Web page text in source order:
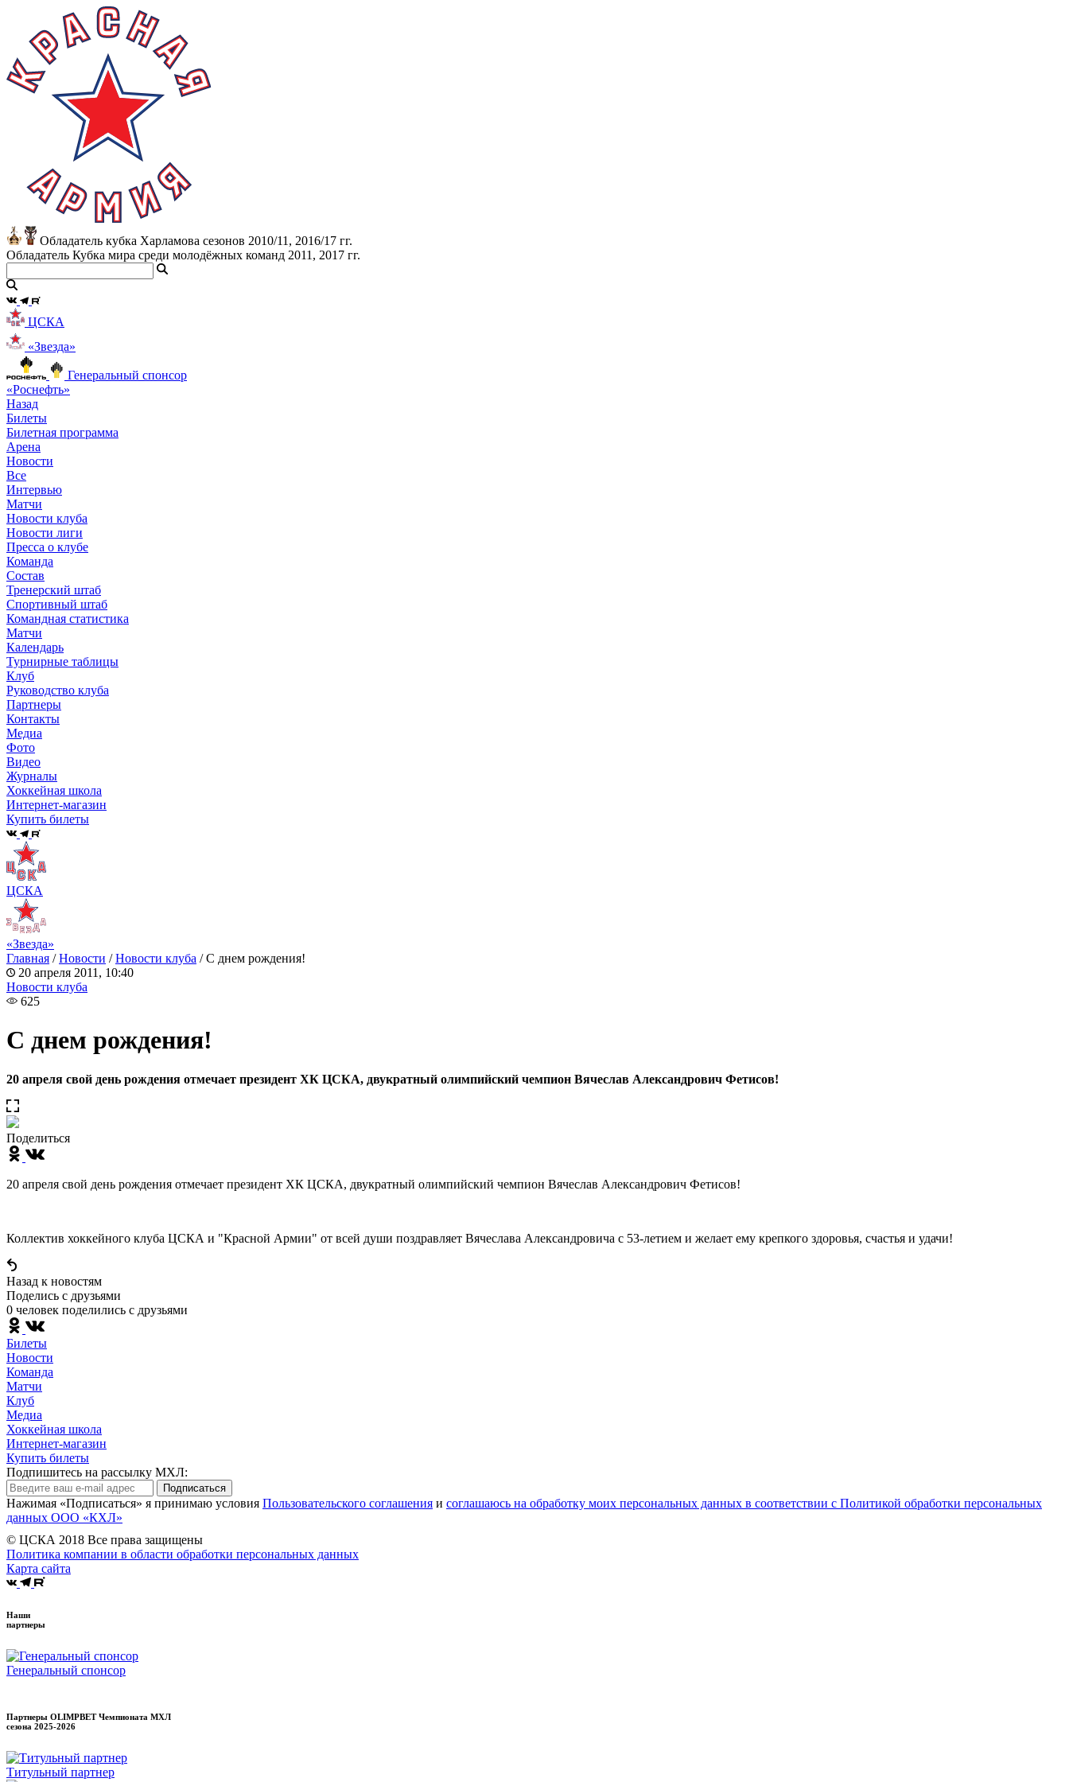
Обладатель кубка Харламова сезонов 2010/11, 2016/17 гг.
Обладатель Кубка мира среди молодёжных команд 2011, 2017 гг.
ЦСКА
«Звезда»
Генеральный спонсор
«Роснефть»
Назад
Билеты
Билетная программа
Арена
Новости
Все
Интервью
Матчи
Новости клуба
Новости лиги
Пресса о клубе
Команда
Состав
Тренерский штаб
Спортивный штаб
Командная статистика
Матчи
Календарь
Турнирные таблицы
Клуб
Руководство клуба
Партнеры
Контакты
Медиа
Фото
Видео
Журналы
Хоккейная школа
Интернет-магазин
Купить билеты
ЦСКА
«Звезда»
Главная /Новости /Новости клуба /С днем рождения!
20 апреля 2011, 10:40
Новости клуба
625
С днем рождения!
20 апреля свой день рождения отмечает президент ХК ЦСКА, двукратный олимпийский чемпион Вячеслав Александрович Фетисов!
Поделиться
20 апреля свой день рождения отмечает президент ХК ЦСКА, двукратный олимпийский чемпион Вячеслав Александрович Фетисов!
Коллектив хоккейного клуба ЦСКА и "Красной Армии" от всей души поздравляет Вячеслава Александровича с 53-летием и желает ему крепкого здоровья, счастья и удачи!
Назад к новостям
Поделись c друзьями
0 человек поделились c друзьями
Билеты
Новости
Команда
Матчи
Клуб
Медиа
Хоккейная школа
Интернет-магазин
Купить билеты
Подпишитесь на рассылку МХЛ:
Подписаться
Нажимая «Подписаться» я принимаю условия Пользовательского соглашения и соглашаюсь на обработку моих персональных данных в соответствии с Политикой обработки персональных
данных ООО «КХЛ»
© ЦСКА 2018 Все права защищены
Политика компании в области обработки персональных данных
Карта сайта
Наши
партнеры
Генеральный спонсор
Партнеры OLIMPBET Чемпионата МХЛ
сезона 2025-2026
Титульный партнер